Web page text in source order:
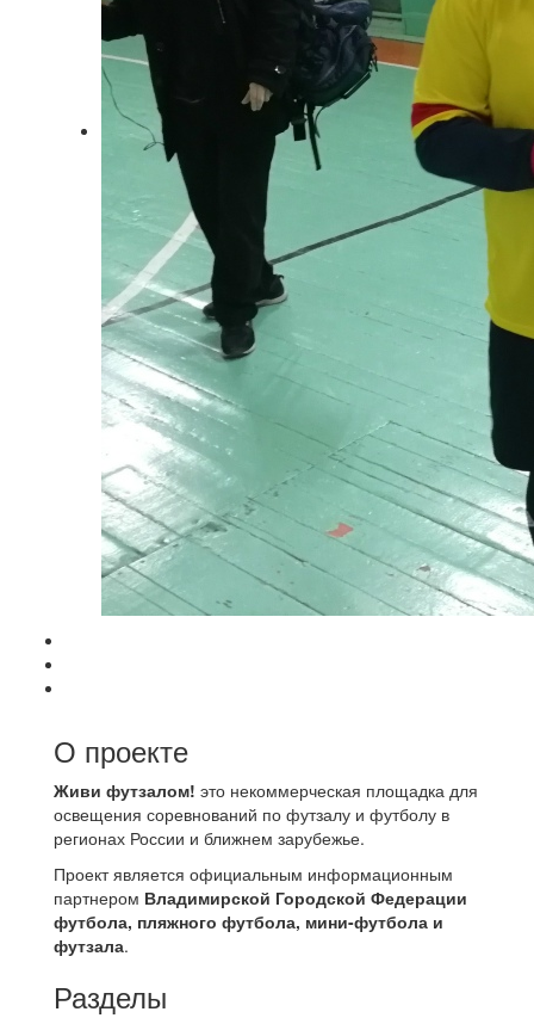
О проекте
Живи футзалом! это некоммерческая площадка для
освещения соревнований по футзалу и футболу в
регионах России и ближнем зарубежье.
Проект является официальным информационным
партнером Владимирской Городской Федерации
футбола, пляжного футбола, мини-футбола и
футзала.
Разделы